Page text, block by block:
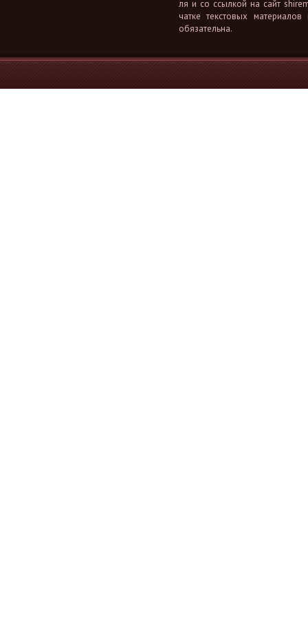
ля и со ссыл­кой на сайт
чат­ке тек­сто­вых
обя­за­тель­на.